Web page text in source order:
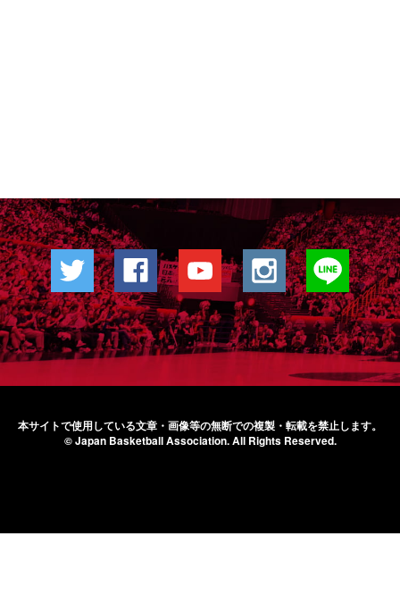
本サイトで使用している文章・画像等の無断での複製・転載を禁止します。
© Japan Basketball Association.All Rights Reserved.